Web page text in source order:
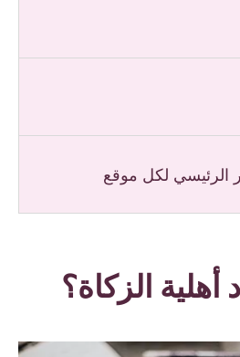
الرئيسي لكل موقع
الزكاة؟